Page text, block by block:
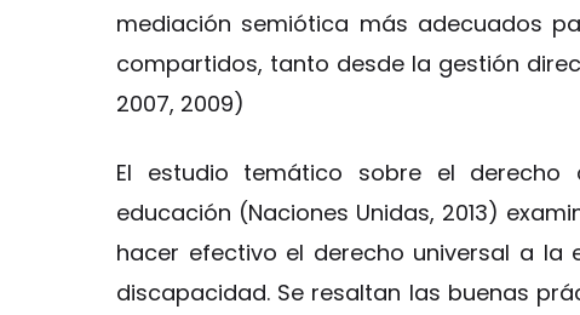
mediación semiótica más adecuados
compartidos, tanto desde la gestión
2007, 2009)
El estudio temático sobre el
educación (Naciones Unidas, 2013)
hacer efectivo el derecho universal a la
discapacidad. Se resaltan las buenas